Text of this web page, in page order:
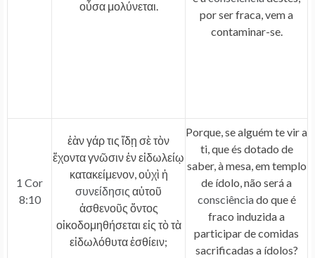
οὖσα μολύνεται.
por ser fraca, vem a
contaminar-se.
1 Cor
8:10
ἐὰν γάρ τις ἴδῃ σὲ τὸν
ἔχοντα γνῶσιν ἐν εἰδωλείῳ
κατακείμενον, οὐχὶ ἡ
συνείδησις αὐτοῦ
ἀσθενοῦς ὄντος
οἰκοδομηθήσεται εἰς τὸ τὰ
εἰδωλόθυτα ἐσθίειν;
Porque, se alguém te vir a
ti, que és dotado de
saber, à mesa, em templo
de ídolo, não será a
consciênciado que é
fraco induzida a
participar de comidas
sacrificadas a ídolos?